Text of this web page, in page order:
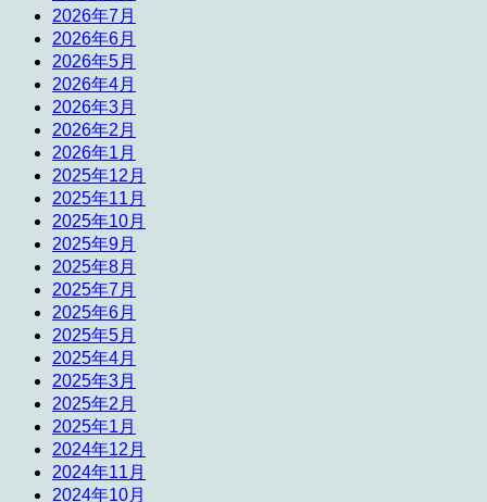
2026年7月
2026年6月
2026年5月
2026年4月
2026年3月
2026年2月
2026年1月
2025年12月
2025年11月
2025年10月
2025年9月
2025年8月
2025年7月
2025年6月
2025年5月
2025年4月
2025年3月
2025年2月
2025年1月
2024年12月
2024年11月
2024年10月